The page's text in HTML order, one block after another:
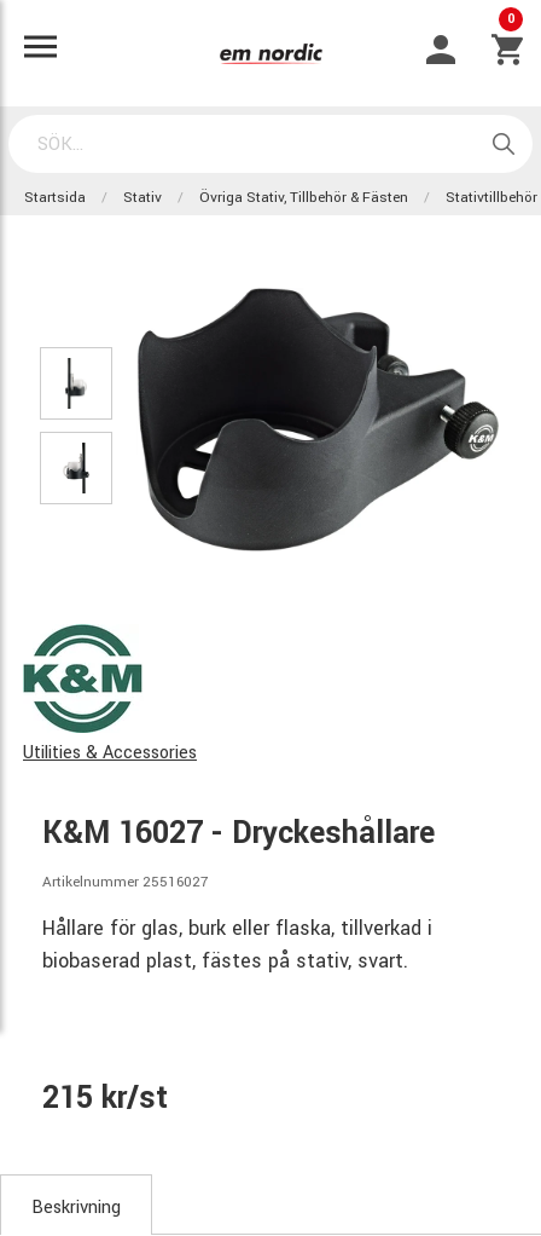
0
Startsida Stativ Övriga Stativ, Tillbehör & Fästen Stativtillbehör
Utilities & Accessories
K&M 16027 - Dryckeshållare
Artikelnummer 25516027
Hållare för glas, burk eller flaska, tillverkad i
biobaserad plast, fästes på stativ, svart.
215 kr/st
Beskrivning